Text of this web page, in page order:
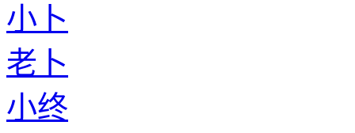
小卜
老卜
小终